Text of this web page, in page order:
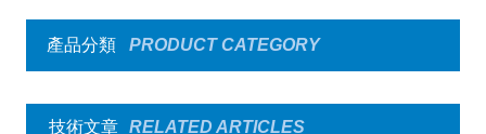
產品分類 PRODUCT CATEGORY
技術文章 RELATED ARTICLES